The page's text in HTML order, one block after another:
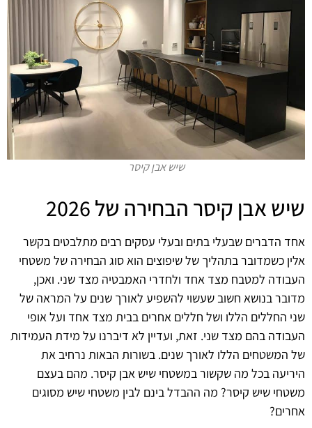
שיש אבן קיסר הבחירה של 2026
אחד הדברים שבעלי בתים ובעלי עסקים רבים מתלבטים בקשר
אלין כשמדובר בתהליך של שיפוצים הוא סוג הבחירה של משטחי
העבודה למטבח מצד אחד ולחדרי האמבטיה מצד שני. ואכן,
מדובר בנושא חשוב שעשוי להשפיע לאורך שנים על המראה של
שני החללים הללו ושל חללים אחרים בבית מצד אחד ועל אופי
העבודה בהם מצד שני. זאת, ועדיין לא דיברנו על מידת העמידות
של המשטחים הללו לאורך שנים. בשורות הבאות נרחיב את
היריעה בכל מה שקשור במשטחי שיש אבן קיסר. מהם בעצם
משטחי שיש קיסר? מה ההבדל בינם לבין משטחי שיש מסוגים
אחרים?
שיש אבן קיסר